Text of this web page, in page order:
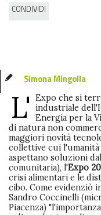
CONDIVIDI
Simona Mingolla
L'
Expo che si
industriale
Energia per la
di natura non
maggiori novità
collettive cui l'umanità
aspettano soluzioni
comunitaria), l'Expo
crisi alimentari e le
cibo. Come evidenziò
Sandro Coccinelli
Piacenza)